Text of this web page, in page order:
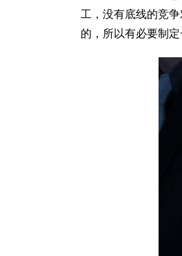
工，没有底线的竞
的，所以有必要制